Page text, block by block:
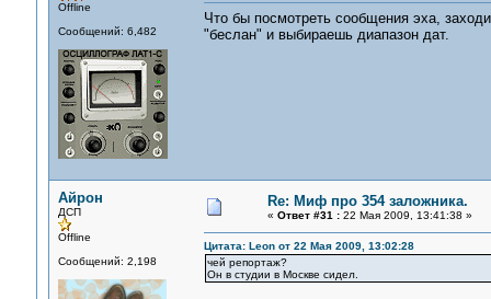
Offline
Сообщений: 6,482
Что бы посмотреть сообщения эха,
"беслан" и выбираешь диапазон дат.
Айрон
ДСП
Offline
Сообщений: 2,198
Re: Миф про 354 заложника.
« Ответ #31 :22 Мая 2009, 13:41:38 »
Цитата: Leon от 22 Мая 2009, 13:02:28
чей репортаж?
Он в студии в Москве сидел.